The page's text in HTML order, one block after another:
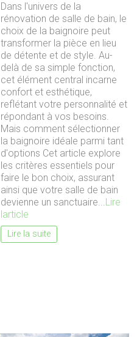
Dans l'univers de la
rénovation de salle de bain, le
choix de la baignoire peut
transformer la pièce en lieu
de détente et de style. Au-
delà de sa simple fonction,
cet élément central incarne
confort et esthétique,
reflétant votre personnalité et
répondant à vos besoins.
Mais comment sélectionner
la baignoire idéale parmi tant
d'options Cet article explore
les critères essentiels pour
faire le bon choix, assurant
ainsi que votre salle de bain
devienne un sanctuaire...Lire
larticle
Lire la suite